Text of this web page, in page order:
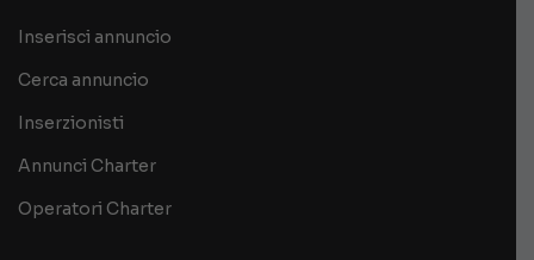
Inserisci annuncio
Cerca annuncio
Inserzionisti
Annunci Charter
Operatori Charter